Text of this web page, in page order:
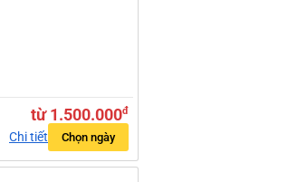
từ 1.500.000đ
Chi tiết Chọn ngày